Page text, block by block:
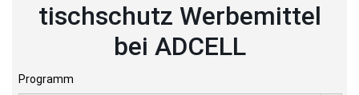
tischschutz Werbemittel
bei ADCELL
Programm